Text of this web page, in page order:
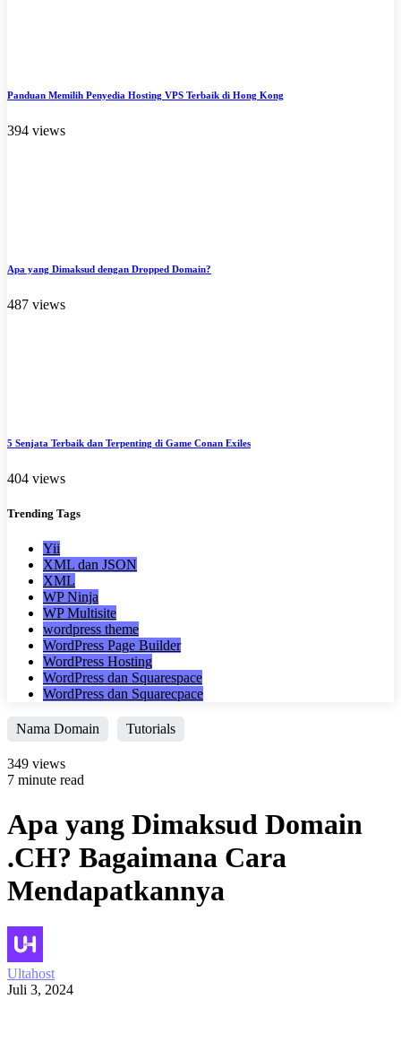
Panduan Memilih Penyedia Hosting VPS Terbaik di Hong Kong
394 views
Apa yang Dimaksud dengan Dropped Domain?
487 views
5 Senjata Terbaik dan Terpenting di Game Conan Exiles
404 views
Trending Tags
Yii
XML dan JSON
XML
WP Ninja
WP Multisite
wordpress theme
WordPress Page Builder
WordPress Hosting
WordPress dan Squarespace
WordPress dan Squarecpace
Nama Domain Tutorials
349 views
7 minute read
Apa yang Dimaksud Domain
.CH? Bagaimana Cara
Mendapatkannya
Ultahost
Juli 3, 2024